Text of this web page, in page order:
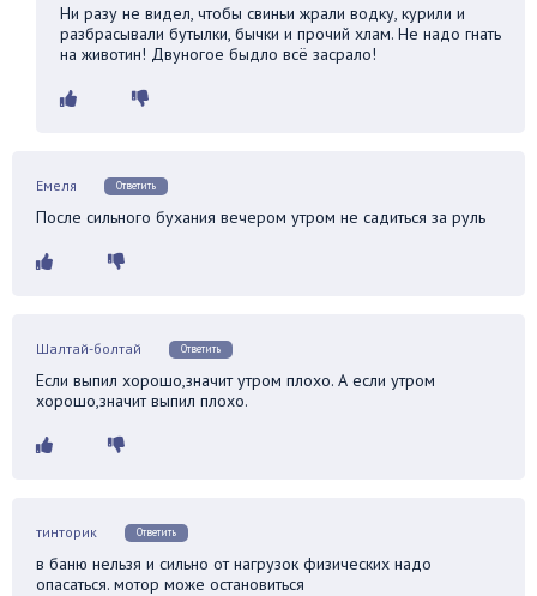
Ни разу не видел, чтобы свиньи жрали водку, курили и
разбрасывали бутылки, бычки и прочий хлам. Не надо гнать
на животин! Двуногое быдло всё засрало!
Емеля Ответить
После сильного бухания вечером утром не садиться за руль
Шалтай-болтай Ответить
Если выпил хорошо,значит утром плохо. А если утром
хорошо,значит выпил плохо.
тинторик Ответить
в баню нельзя и сильно от нагрузок физических надо
опасаться. мотор може остановиться